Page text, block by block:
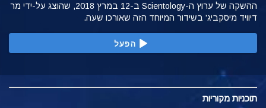
ההשקה של ערוץ ה-Scientology ב-12 במרץ 2018, שהוצג על-ידי מר
דיוויד מיסקביג' בשידור המיוחד הזה שאורכו שעה.
הפעל
תוכניות מקוריות